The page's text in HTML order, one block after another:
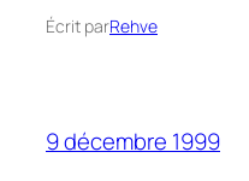
Écrit parRehve
9 décembre 1999